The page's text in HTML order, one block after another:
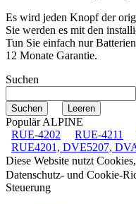
Es wird jeden Knopf der
Sie werden es mit den
Tun Sie einfach nur
12 Monate Garantie.
Suchen
Populär ALPINE
RUE-4202
RUE-4211
RUE4201, DVE5207,
Diese Website nutzt
Datenschutz- und Cookie-
Steuerung